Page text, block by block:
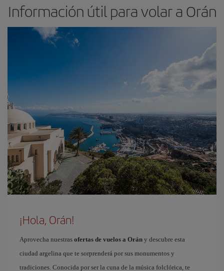
Información útil para volar a Orán
¡Hola, Orán!
Aprovecha nuestras ofertas de vuelos a Orán y descubre esta
ciudad argelina que te sorprenderá por sus monumentos y
tradiciones. Conocida por ser la cuna de la música folclórica, te